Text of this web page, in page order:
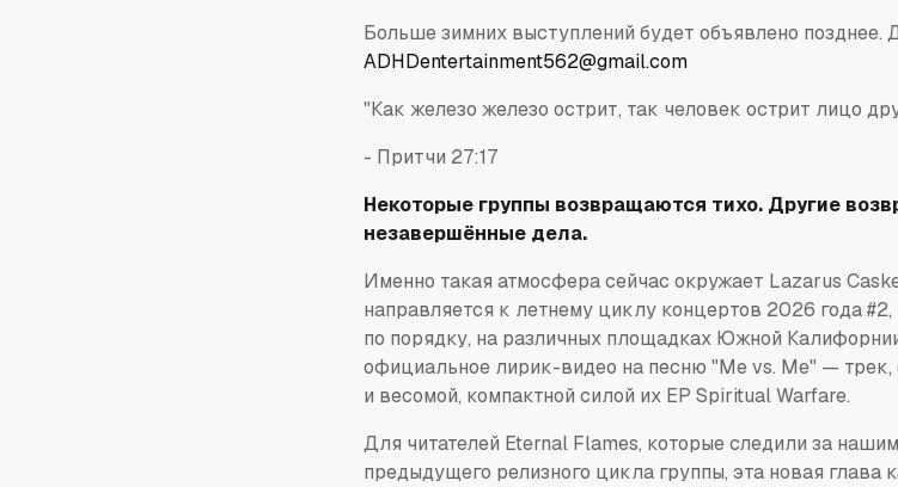
Больше зимних выступлений будет объявлено позднее.
ADHDentertainment562@gmail.com
"Как железо железо острит, так человек острит лицо
- Притчи 27:17
Некоторые группы возвращаются тихо. Другие
незавершённые дела.
Именно такая атмосфера сейчас окружает Lazarus
направляется к летнему циклу концертов 2026 года
по порядку, на различных площадках Южной
официальное лирик-видео на песню "Me vs. Me" —
и весомой, компактной силой их EP Spiritual Warfare.
Для читателей Eternal Flames, которые следили за
предыдущего релизного цикла группы, эта новая глава